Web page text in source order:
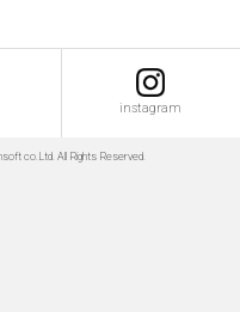
instagram
co.Ltd. All Rights Reserved.